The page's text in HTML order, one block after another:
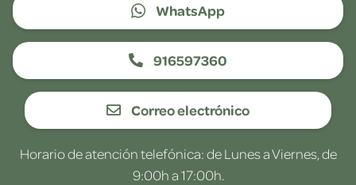
WhatsApp
916597360
Correo electrónico
Horario de atención telefónica: de Lunes a Viernes, de
9:00h a 17:00h.